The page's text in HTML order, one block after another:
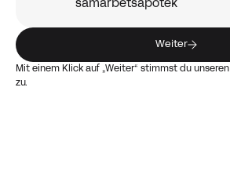
samarbetsapotek
Weiter
Mit einem Klick auf „Weiter“ stimmst du unseren
zu.